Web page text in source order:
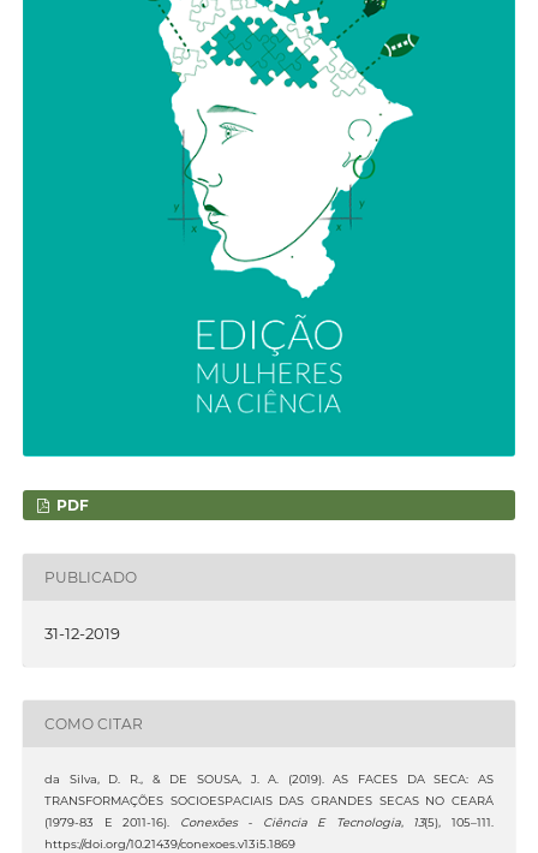
PDF
PUBLICADO
31-12-2019
COMO CITAR
da Silva, D. R., & DE SOUSA, J. A. (2019). AS FACES DA SECA: AS
TRANSFORMAÇÕES SOCIOESPACIAIS DAS GRANDES SECAS NO CEARÁ
(1979-83 E 2011-16).
Conexões - Ciência E Tecnologia, 13(5), 105–111.
https://doi.org/10.21439/conexoes.v13i5.1869